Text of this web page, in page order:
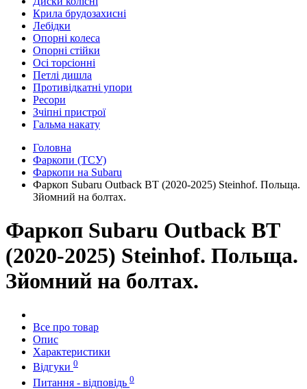
Крила брудозахисні
Лебідки
Опорні колеса
Опорні стійки
Осі торсіонні
Петлі дишла
Противідкатні упори
Ресори
Зчіпні пристрої
Гальма накату
Головна
Фаркопи (ТСУ)
Фаркопи на Subaru
Фаркоп Subaru Outback BT (2020-2025) Steinhof. Польща.
Зйомний на болтах.
Фаркоп Subaru Outback BT
(2020-2025) Steinhof. Польща.
Зйомний на болтах.
Все про товар
Опис
Характеристики
Відгуки 0
Питання - відповідь 0